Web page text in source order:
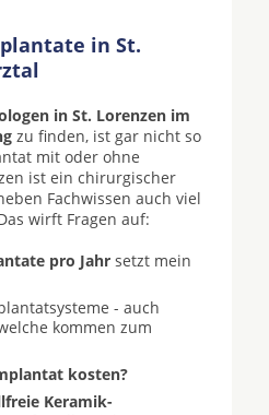
in St.
in St. Lorenzen im
zu finden, ist gar nicht so
mit oder ohne
ist ein chirurgischer
Fachwissen auch viel
wirft Fragen auf:
pro Jahr setzt mein
- auch
kommen zum
kosten?
Keramik-